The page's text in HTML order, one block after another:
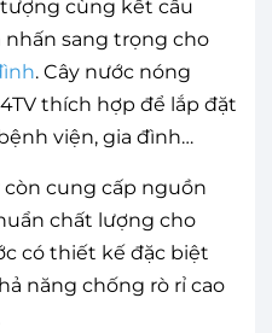
cùng kết cấu
sang trọng cho
. Cây nước nóng
thích hợp để lắp đặt
viện, gia đình…
cung cấp nguồn
chất lượng cho
có thiết kế đặc biệt
năng chống rò rỉ cao